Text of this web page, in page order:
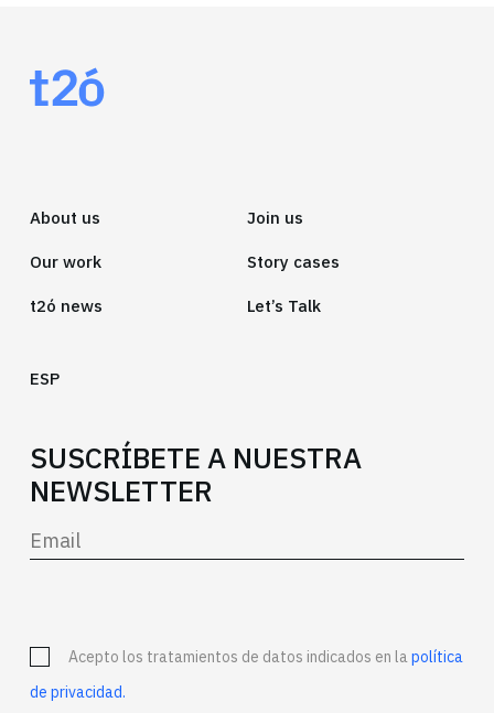
About us
Our work
t2ó news
ESP
Join us
Story cases
Let’s Talk
SUSCRÍBETE A NUESTRA
NEWSLETTER
Acepto los tratamientos de datos indicados en lapolítica
de privacidad.